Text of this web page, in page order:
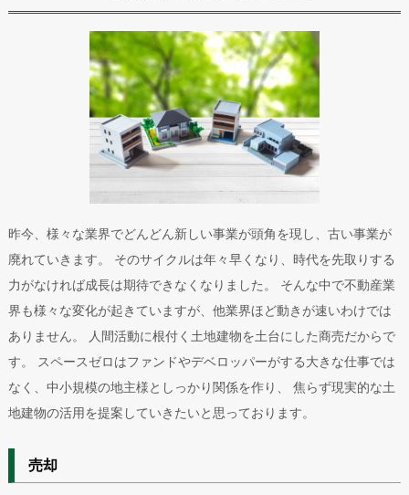
昨今、様々な業界でどんどん新しい事業が頭角を現し、古い事業が
廃れていきます。 そのサイクルは年々早くなり、時代を先取りする
力がなければ成長は期待できなくなりました。 そんな中で不動産業
界も様々な変化が起きていますが、他業界ほど動きが速いわけでは
ありません。 人間活動に根付く土地建物を土台にした商売だからで
す。 スペースゼロはファンドやデベロッパーがする大きな仕事では
なく、中小規模の地主様としっかり関係を作り、 焦らず現実的な土
地建物の活用を提案していきたいと思っております。
売却